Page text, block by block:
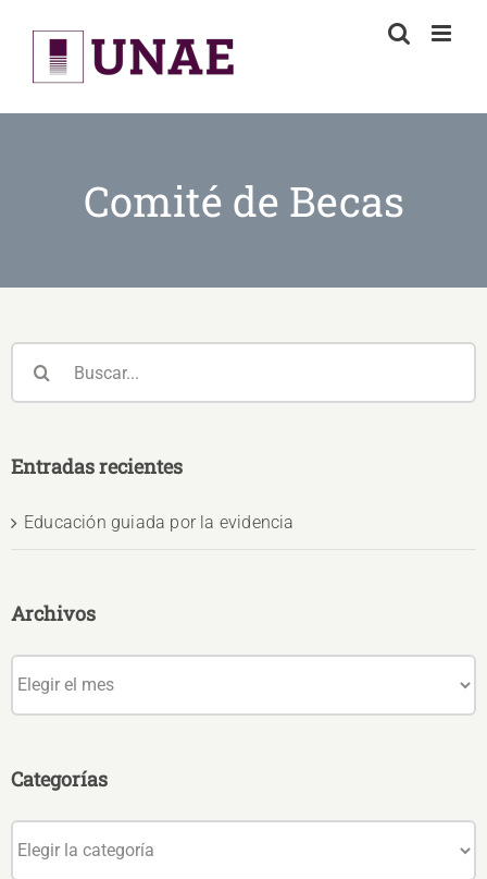
content
Comité de Becas
Entradas recientes
Educación guiada por la evidencia
Archivos
Categorías